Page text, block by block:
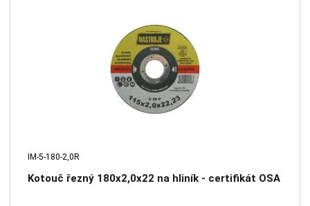
IM-5-180-2,0R
Kotouč řezný 180x2,0x22 na hliník - certifikát OSA